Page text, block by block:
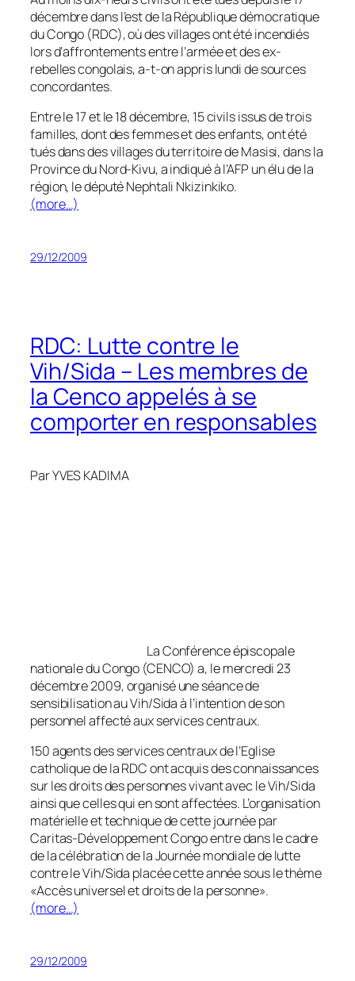
décembre dans l’est de la République démocratique
du Congo (RDC), où des villages ont été incendiés
lors d’affrontements entre l’armée et des ex-
rebelles congolais, a-t-on appris lundi de sources
concordantes.
Entre le 17 et le 18 décembre, 15 civils issus de trois
familles, dont des femmes et des enfants, ont été
tués dans des villages du territoire de Masisi, dans la
Province du Nord-Kivu, a indiqué à l’AFP un élu de la
région, le député Nephtali Nkizinkiko.
(more…)
29/12/2009
RDC: Lutte contre le
Vih/Sida – Les membres de
la Cenco appelés à se
comporter en responsables
Par YVES KADIMA
La Conférence épiscopale
nationale du Congo (CENCO) a, le mercredi 23
décembre 2009, organisé une séance de
sensibilisation au Vih/Sida à l’intention de son
personnel affecté aux services centraux.
150 agents des services centraux de l’Eglise
catholique de la RDC ont acquis des connaissances
sur les droits des personnes vivant avec le Vih/Sida
ainsi que celles qui en sont affectées. L’organisation
matérielle et technique de cette journée par
Caritas-Développement Congo entre dans le cadre
de la célébration de la Journée mondiale de lutte
contre le Vih/Sida placée cette année sous le thème
«Accès universel et droits de la personne».
(more…)
29/12/2009